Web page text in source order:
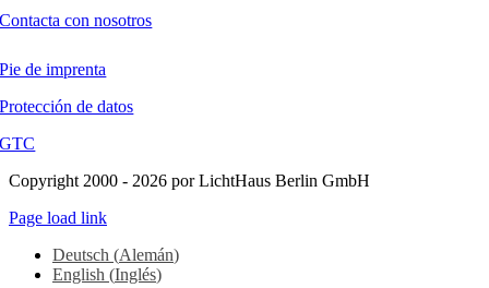
Contacta con nosotros
Pie de imprenta
Protección de datos
GTC
Copyright 2000 - 2026 por LichtHaus Berlin GmbH
Page load link
Deutsch (Alemán)
English (Inglés)